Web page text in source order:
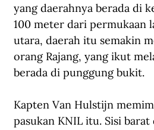
yang daerahnya berada di
100 meter dari permukaan
utara, daerah itu semakin
orang Rajang, yang ikut
berada di punggung bukit.
Kapten Van Hulstijn
pasukan KNIL itu. Sisi barat